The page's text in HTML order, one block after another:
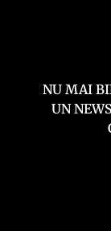
NU MAI
UN